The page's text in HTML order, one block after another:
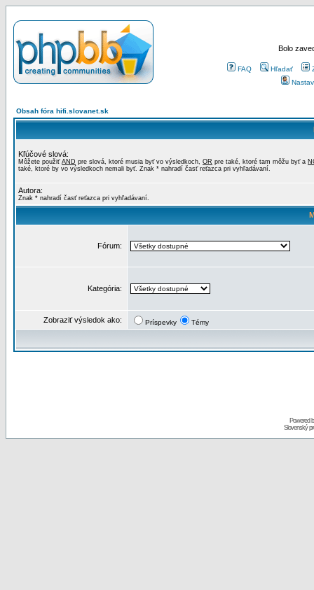
Bolo
FAQ Hľadať
Obsah fóra hifi.slovanet.sk
Kľúčové slová:
Môžete použiť AND pre slová, ktoré musia byť vo výsledkoch, OR pre také, ktoré tam môžu byť a
také, ktoré by vo výsledkoch nemali byť. Znak * nahradí časť reťazca pri vyhľadávaní.
Autora:
Znak * nahradí časť reťazca pri vyhľadávaní.
Fórum:
Kategória:
Zobraziť výsledok ako: Príspevky Témy
Powered
Slovenský